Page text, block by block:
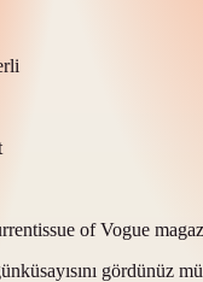
issue of Vogue
sayısını gördünüz